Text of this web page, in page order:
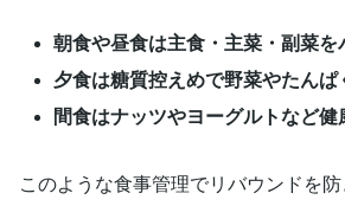
朝食や昼食は主食・主菜・副菜を
夕食は糖質控えめで野菜やたんぱ
間食はナッツやヨーグルトなど健
このような食事管理でリバウンドを